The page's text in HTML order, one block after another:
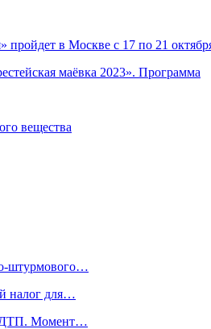
в Москве с 17 по 21
маёвка 2023». Программа
вещества
штурмового…
налог для…
ДТП. Момент…